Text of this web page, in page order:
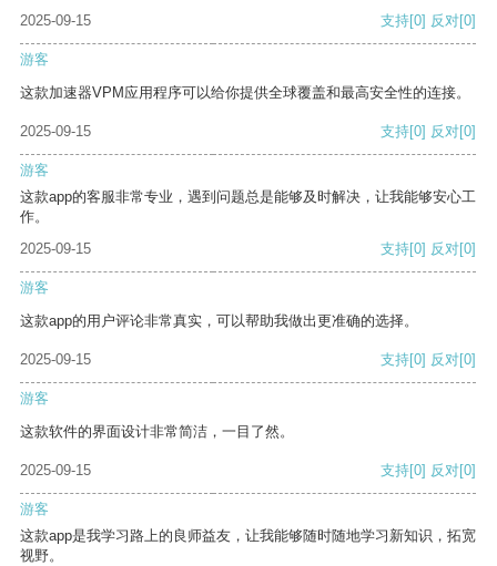
2025-09-15 支持[0] 反对[0]
游客
这款加速器VPM应用程序可以给你提供全球覆盖和最高安全性的连接。
2025-09-15 支持[0] 反对[0]
游客
这款app的客服非常专业，遇到问题总是能够及时解决，让我能够安心工
作。
2025-09-15
支持[0] 反对[0]
游客
这款app的用户评论非常真实，可以帮助我做出更准确的选择。
2025-09-15 支持[0] 反对[0]
游客
这款软件的界面设计非常简洁，一目了然。
2025-09-15 支持[0] 反对[0]
游客
这款app是我学习路上的良师益友，让我能够随时随地学习新知识，拓宽
视野。